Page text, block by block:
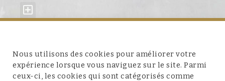
À propos de nous
Nous utilisons des cookies pour améliorer votre
expérience lorsque vous naviguez sur le site. Parmi
ceux-ci, les cookies qui sont catégorisés comme